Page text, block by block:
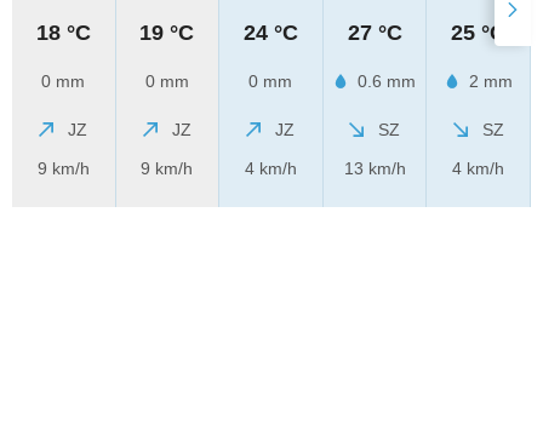
18 °C
0 mm
JZ
9 km/h
19 °C
0 mm
JZ
9 km/h
24 °C
0 mm
JZ
4 km/h
27 °C
0.6 mm
SZ
13 km/h
25 °C
2 mm
SZ
4 km/h